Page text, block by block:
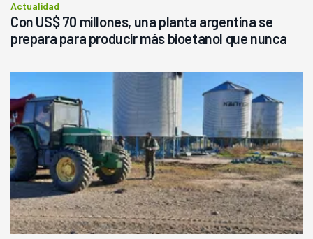
Actualidad
Con US$ 70 millones, una planta argentina se
prepara para producir más bioetanol que nunca